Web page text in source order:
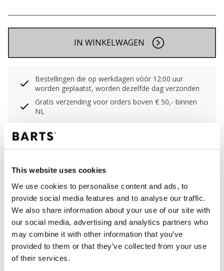
This website uses cookies
We use cookies to personalise content and ads, to
provide social media features and to analyse our traffic.
We also share information about your use of our site with
our social media, advertising and analytics partners who
may combine it with other information that you’ve
provided to them or that they’ve collected from your use
of their services.
IN WINKELWAGEN
Bestellingen die op werkdagen vóór 12:00 uur
worden geplaatst, worden dezelfde dag verzonden
Gratis verzending voor orders boven € 50,- binnen
NL
BESCHRIJVING
Bikinibroekje met een hoge taille in rib
structuurstof
94% polyamide/nylon
Broekje heeft een smalle tailleband met een dun
koordje
Hoge beenuitsnijding
Gedeeltelijke bedekking van de billen